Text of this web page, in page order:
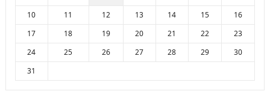
10
11 12 13 14 15
16
17
18 19 20 21 22
23
24
25 26 27 28 29
30
31